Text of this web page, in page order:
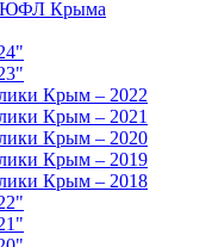
Крыма
Крым – 2022
Крым – 2021
Крым – 2020
Крым – 2019
Крым – 2018